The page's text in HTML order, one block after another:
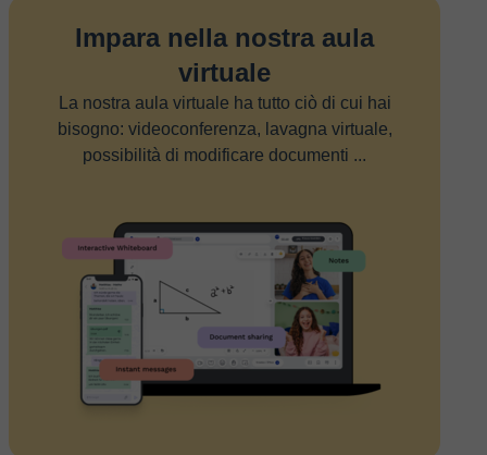
Impara nella nostra aula
virtuale
La nostra aula virtuale ha tutto ciò di cui hai
bisogno: videoconferenza, lavagna virtuale,
possibilità di modificare documenti ...